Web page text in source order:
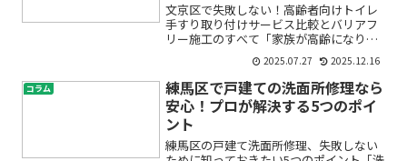
文京区で失敗しない！高齢者向けトイレ
手すり取り付けサービス比較とバリアフ
リー施工のすべて「家族が高齢になり、
トイレでの転倒が心配」「手すりを取り
付けたいけど、どこに頼んだらいい？費
用や施工の流れは？」――そんな不安や疑問
を抱えていませんか？...
2025.07.27 2025.12.16
コラム
練馬区で戸建ての洗面所修理なら
安心！プロが解決する5つのポイ
ント
練馬区の戸建て洗面所修理、失敗しない